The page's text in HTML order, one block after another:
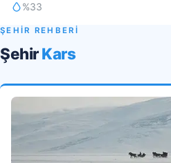
%33
ŞEHİR REHBERİ
ŞehirKars